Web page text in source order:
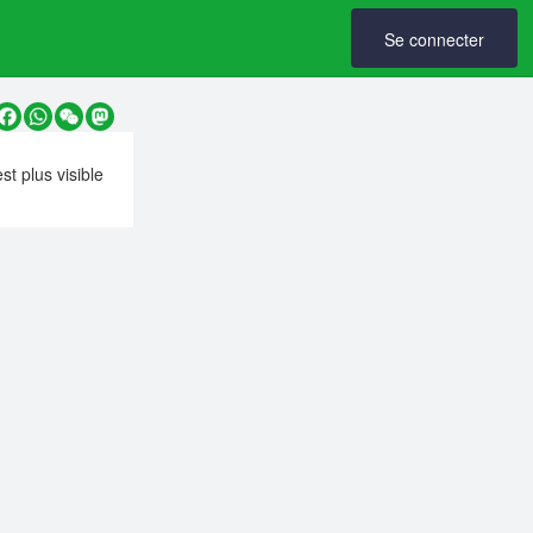
Se connecter
Facebook
WhatsApp
WeChatMastodon
plus visible